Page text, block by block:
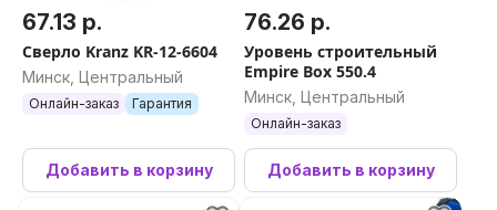
67.13 р.
Сверло Kranz KR-12-6604
Минск, Центральный
Онлайн-заказ Гарантия
Добавить в корзину
76.26 р.
Уровень строительный
Empire Box 550.4
Минск, Центральный
Онлайн-заказ
Добавить в корзину